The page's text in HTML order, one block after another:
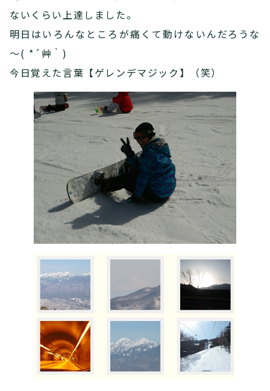
ないくらい上達しました。
明日はいろんなところが痛くて動けないんだろうな
～( *´艸｀)
今日覚えた言葉【ゲレンデマジック】（笑）